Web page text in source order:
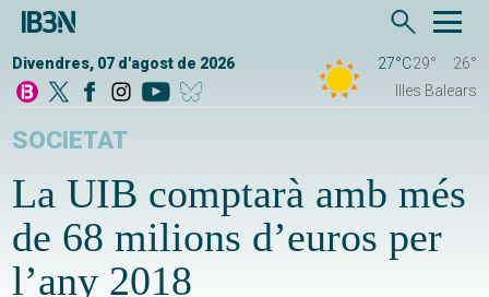
Divendres, 07 d'agost de 2026 27°C29°
26°
Illes Balears
SOCIETAT
La UIB comptarà amb més
de 68 milions d’euros per
l’any 2018